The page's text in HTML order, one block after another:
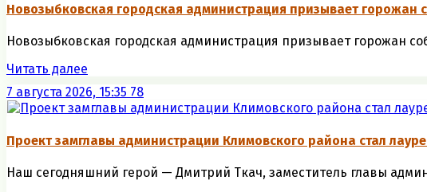
Новозыбковская городская администрация призывает
Новозыбковская городская администрация призывает горожан
Читать далее
7 августа 2026, 15:35 78
Проект замглавы администрации Климовского района стал
Наш сегодняшний герой — Дмитрий Ткач, заместитель главы